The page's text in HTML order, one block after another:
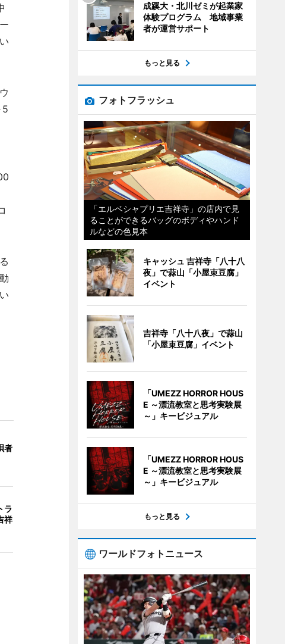
5
者
ラ
祥
成蹊大・北川ゼミが起業家
体験プログラム 地域事業
者が運営サポート
もっと見る
フォトフラッシュ
「エルベシャプリエ吉祥寺」の店内で見
ることができるバッグのボディやハンド
ルなどの色見本
キャッシュ 吉祥寺「八十八
夜」で蒜山「小屋束豆腐」
イベント
吉祥寺「八十八夜」で蒜山
「小屋束豆腐」イベント
「UMEZZ HORROR HOUS
E ～漂流教室と思考実験展
～」キービジュアル
「UMEZZ HORROR HOUS
E ～漂流教室と思考実験展
～」キービジュアル
もっと見る
ワールドフォトニュース